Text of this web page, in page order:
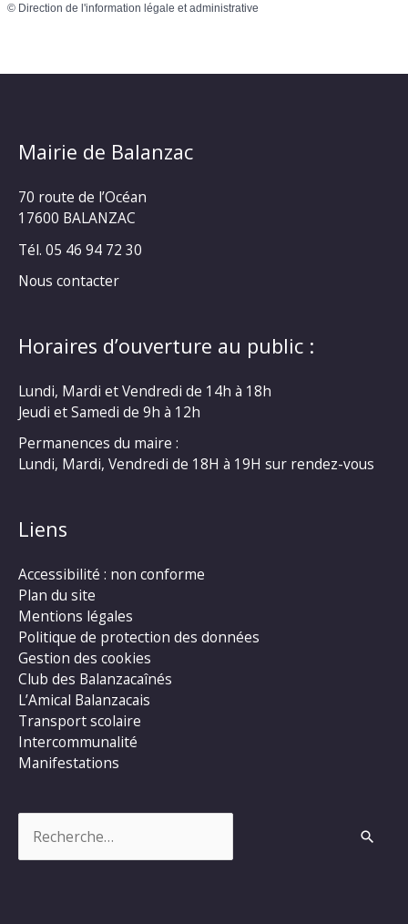
© Direction de l'information légale et administrative
Mairie de Balanzac
70 route de l’Océan
17600 BALANZAC
Tél. 05 46 94 72 30
Nous contacter
Horaires d’ouverture au public :
Lundi, Mardi et Vendredi de 14h à 18h
Jeudi et Samedi de 9h à 12h
Permanences du maire :
Lundi, Mardi, Vendredi de 18H à 19H sur rendez-vous
Liens
Accessibilité : non conforme
Plan du site
Mentions légales
Politique de protection des données
Gestion des cookies
Club des Balanzacaînés
L’Amical Balanzacais
Transport scolaire
Intercommunalité
Manifestations